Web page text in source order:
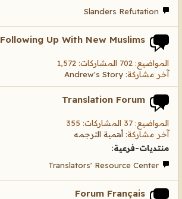
Slanders Refutation
Following Up With New Muslims
المواضيع: 702 المشاركات: 1,572
آخر مشاركة: Andrew's Story
Translation Forum
المواضيع: 37 المشاركات: 355
آخر مشاركة: أهمية الترجمه
منتديات-فرعية:
Translators' Resource Center
Forum Français